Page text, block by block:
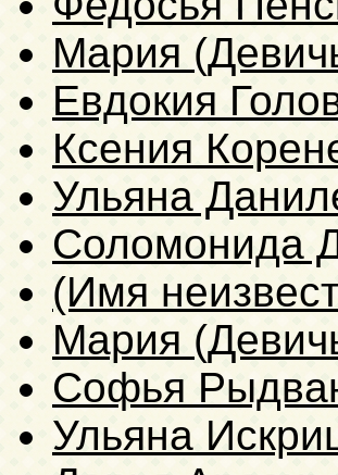
Мария
Евдокия
Ксения
Ульяна
Соломонида
(Имя
Мария
Софья
Ульяна